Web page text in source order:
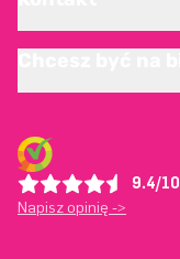
9.4/10
Napisz opinię ->